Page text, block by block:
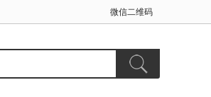
微信二维码